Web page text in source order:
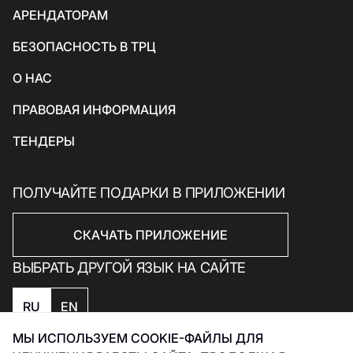
МЫ ИСПОЛЬЗУЕМ COOKIE-ФАЙЛЫ ДЛЯ
Товары для спорта и отдыха
Электроника, книги и бытовая техника
Товары для дома
Подарки и сувениры
АРЕНДАТОРАМ
БЕЗОПАСНОСТЬ В ТРЦ
О НАС
ПРАВОВАЯ ИНФОРМАЦИЯ
ТЕНДЕРЫ
ПОЛУЧАЙТЕ ПОДАРКИ В ПРИЛОЖЕНИИ
СКАЧАТЬ ПРИЛОЖЕНИЕ
ВЫБРАТЬ ДРУГОЙ ЯЗЫК НА САЙТЕ
RU EN